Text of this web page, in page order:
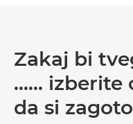
Zakaj bi
......
da si